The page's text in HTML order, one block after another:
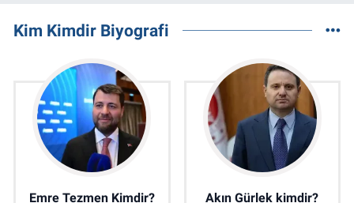
Kim Kimdir Biyografi
Emre Tezmen Kimdir? Akın Gürlek kimdir?